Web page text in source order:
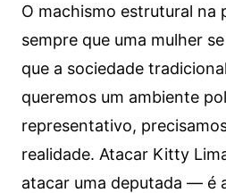
O machismo estrutural na
sempre que uma mulher
que a sociedade
queremos um ambiente
representativo,
realidade. Atacar Kitty
atacar uma deputada — é